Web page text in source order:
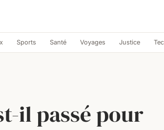
Sports Santé Voyages Justice
il passé pour